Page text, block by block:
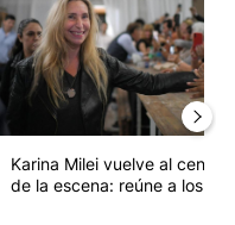
Karina Milei vuelve al centro
de la escena: reúne a los...